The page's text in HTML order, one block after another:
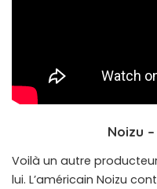
Noizu
Voilà un autre
lui. L’américain Noizu